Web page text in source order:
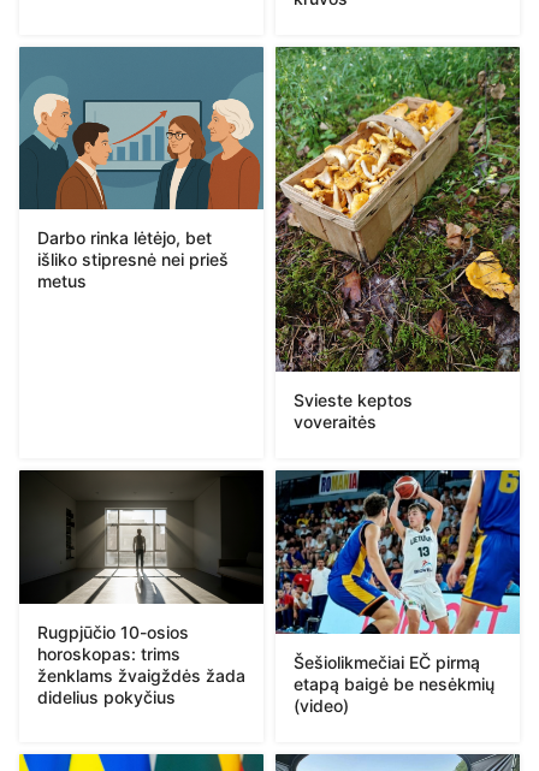
Darbo rinka lėtėjo, bet
išliko stipresnė nei prieš
metus
Svieste keptos
voveraitės
Rugpjūčio 10-osios
horoskopas: trims
ženklams žvaigždės žada
didelius pokyčius
Šešiolikmečiai EČ pirmą
etapą baigė be nesėkmių
(video)